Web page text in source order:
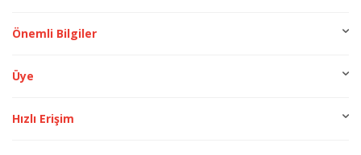
Önemli Bilgiler
Üye
Hızlı Erişim